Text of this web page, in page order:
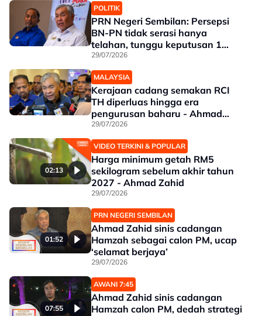
POLITIK
PRN Negeri Sembilan: Persepsi
BN-PN tidak serasi hanya
telahan, tunggu keputusan 1
Ogos - Ahmad Zahid
29/07/2026
MALAYSIA
Kerajaan cadang semakan RCI
TH diperluas hingga era
pengurusan baharu - Ahmad
Zahid
29/07/2026
02:13
VIDEO TERKINI & POPULAR
Harga minimum getah RM5
sekilogram sebelum akhir tahun
2027 - Ahmad Zahid
29/07/2026
01:52
PRN NEGERI SEMBILAN
Ahmad Zahid sinis cadangan
Hamzah sebagai calon PM, ucap
‘selamat berjaya’
29/07/2026
07:55
AWANI 7:45
Ahmad Zahid sinis cadangan
Hamzah calon PM, dedah strategi